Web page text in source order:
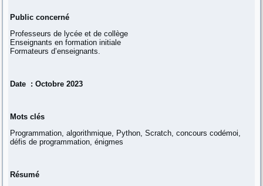
Public concerné
Professeurs de lycée et de collège
Enseignants en formation initiale
Formateurs d’enseignants.
Date : Octobre 2023
Mots clés
Programmation, algorithmique, Python, Scratch, concours codémoi,
défis de programmation, énigmes
Résumé